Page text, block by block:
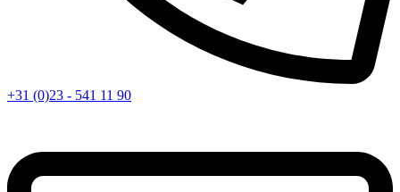
+31 (0)23 - 541 11 90